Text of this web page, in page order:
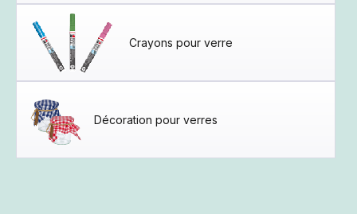
Crayons pour verre
Décoration pour verres